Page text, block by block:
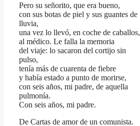
Pero su señorito, que era bueno,
con sus botas de piel y sus guantes de
lluvia,
una vez lo llevó, en coche de caballos,
al médico. Le falla la memoria
del viaje: lo sacaron del cortijo sin
pulso,
tenía más de cuarenta de fiebre
y había estado a punto de morirse,
con seis años, mi padre, de aquella
pulmonía.
Con seis años, mi padre.
De Cartas de amor de un comunista.